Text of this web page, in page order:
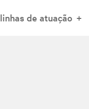
linhas de atuação